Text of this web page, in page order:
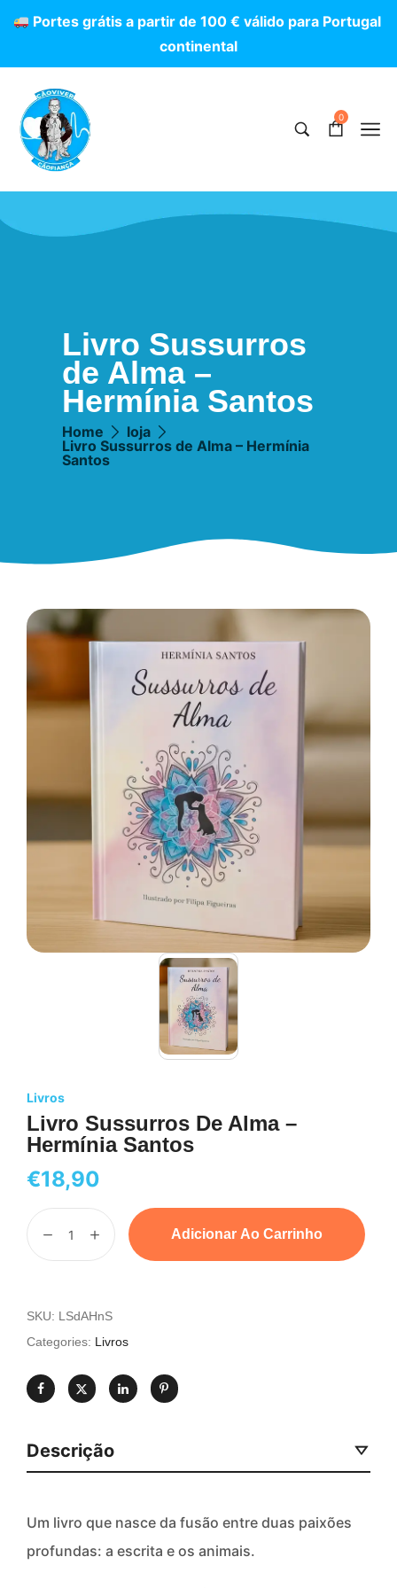
Portes grátis a partir de 100 € válido para Portugal
continental
0
Livro Sussurros
de Alma –
Hermínia Santos
Home
loja
Livro Sussurros de Alma – Hermínia
Santos
Livros
Livro Sussurros De Alma –
Hermínia Santos
€18,90
Adicionar Ao Carrinho
SKU: LSdAHnS
Categories: Livros
Descrição
Um livro que nasce da fusão entre duas paixões
profundas: a escrita e os animais.